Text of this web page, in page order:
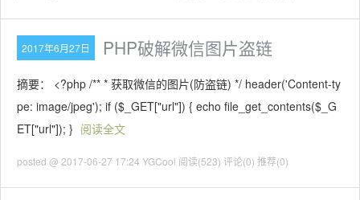
2017年6月27日 PHP破解微信图片盗链
摘要： <?php /** * 获取微信的图片(防盗链) */ header('Content-ty
pe: image/jpeg'); if ($_GET["url"]) { echo file_get_contents($_G
ET["url"]); } 阅读全文
posted @ 2017-06-27 17:24 YGCool 阅读(523) 评论(0) 推荐(0)